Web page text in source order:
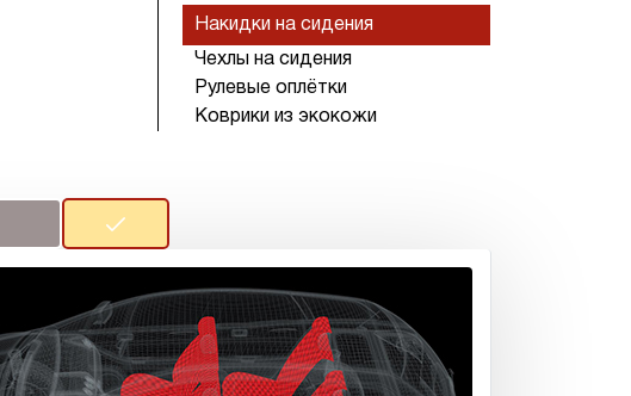
Накидки на сидения
Чехлы на сидения
Рулевые оплётки
Коврики из экокожи